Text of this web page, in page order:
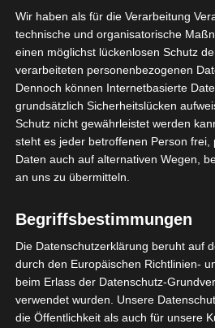
19 Okt. 2025 -
Meisterschaft Tunesien
- Ligue 2 - Gruppe B|
Halbzeit: 1-
Croissant
de
Jendouba
(JS)
Wir haben als für die Verarbeitung
technische und organisatorische
einen möglichst lückenlosen Schutz
verarbeiteten personenbezogenen
Dennoch können Internetbasierte
grundsätzlich Sicherheitslücken
Schutz nicht gewährleistet werden
steht es jeder betroffenen Person frei,
Daten auch auf alternativen Wegen,
an uns zu übermitteln.
Begriffsbestimmungen
Die Datenschutzerklärung beruht auf
durch den Europäischen Richtlinien-
beim Erlass der Datenschutz-
verwendet wurden. Unsere
die Öffentlichkeit als auch für unsere